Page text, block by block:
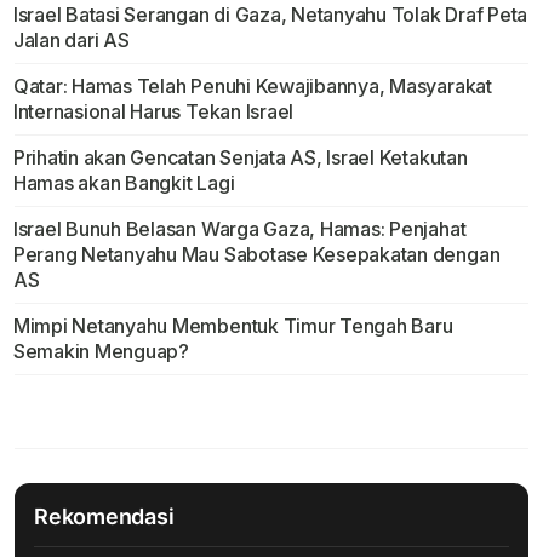
Israel Batasi Serangan di Gaza, Netanyahu Tolak Draf Peta
Jalan dari AS
Qatar: Hamas Telah Penuhi Kewajibannya, Masyarakat
Internasional Harus Tekan Israel
Prihatin akan Gencatan Senjata AS, Israel Ketakutan
Hamas akan Bangkit Lagi
Israel Bunuh Belasan Warga Gaza, Hamas: Penjahat
Perang Netanyahu Mau Sabotase Kesepakatan dengan
AS
Mimpi Netanyahu Membentuk Timur Tengah Baru
Semakin Menguap?
Rekomendasi